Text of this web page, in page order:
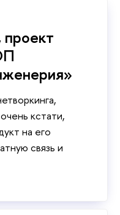
кстати,
на его
связь и